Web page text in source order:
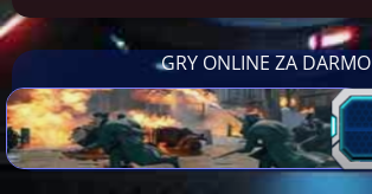
GRY ONLINE ZA DARMO